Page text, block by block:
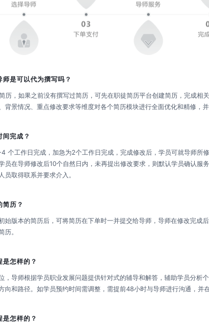
是可以代为撰写吗？
历，如果之前没有撰写过简历，可先在职徒简历平台创建简历，完成相
背景情况、重点修改要求等维度对各个简历模块进行全面优化和精修，并
完成？
个工作日完成，加急为2个工作日完成，完成修改后，学员可就导师所
员在导师修改后10个自然日内，未再提出修改要求，则默认学员确认服
员取得联系并要求介入。
历？
始版本的简历后，可将简历在下单时一并提交给导师，导师在修改完成
历。
怎样的？
，导师根据学员职业发展问题提供针对式的辅导和解答，辅助学员分析
向和路径。如学员预约时间需调整，需提前48小时与导师进行沟通，并
怎样的？